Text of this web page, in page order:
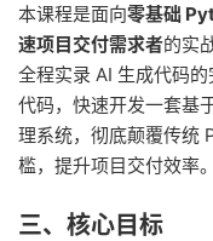
本课程是面向零基础
速项目交付需求者的实
全程实录 AI 生成代码
代码，快速开发一套基
理系统，彻底颠覆传统
槛，提升项目交付效率。
三、核心目标